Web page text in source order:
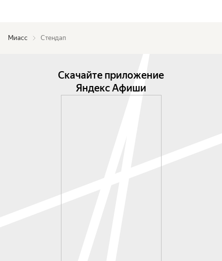
Миасс Стендап
Скачайте приложение
Яндекс Афиши